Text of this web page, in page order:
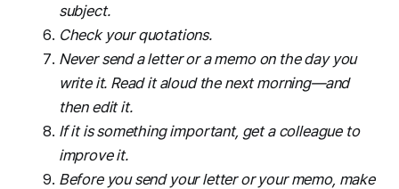
subject.
Check your quotations.
Never send a letter or a memo on the day you
write it. Read it aloud the next morning—and
then edit it.
If it is something important, get a colleague to
improve it.
Before you send your letter or your memo, make